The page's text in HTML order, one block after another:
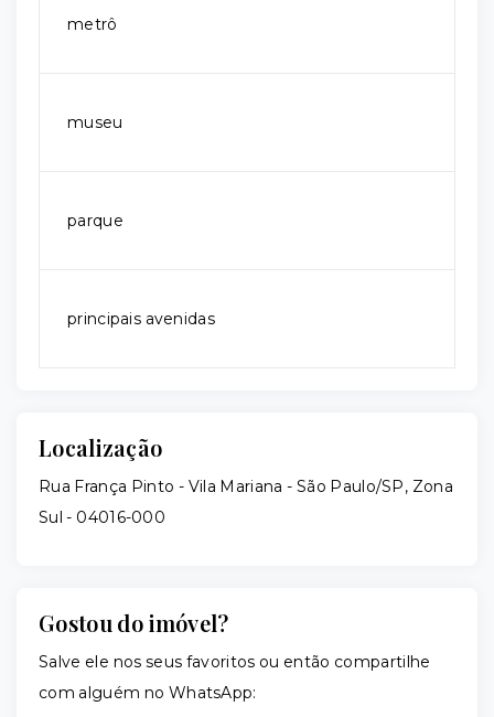
metrô
museu
parque
principais avenidas
Localização
Rua França Pinto - Vila Mariana - São Paulo/SP, Zona
Sul - 04016-000
Gostou do imóvel?
Salve ele nos seus favoritos ou então compartilhe
com alguém no WhatsApp: